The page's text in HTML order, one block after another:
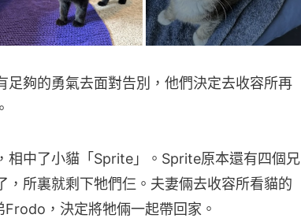
足夠的勇氣去面對告別，他們決定去收容所再
相中了小貓「Sprite」。Sprite原本還有四個兄
，所裏就剩下牠們仨。夫妻倆去收容所看貓的
，決定將牠倆一起帶回家。